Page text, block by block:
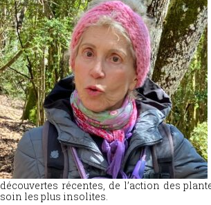
découvertes récentes, de l’action des
soin les plus insolites.